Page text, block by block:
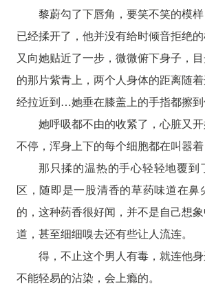
黎蔚勾了下唇角，要笑不笑的模
已经揉开了，他并没有给时倾音拒绝
又向她贴近了一步，微微俯下身子，
的那片紫青上，两个人身体的距离随
经拉近到…她垂在膝盖上的手指都擦到
她呼吸都不由的收紧了，心脏又
不停，浑身上下的每个细胞都在叫嚣
那只揉的温热的手心轻轻地覆到
区，随即是一股清香的草药味道在鼻
的，这种药香很好闻，并不是自己想
道，甚至细细嗅去还有些让人流连。
得，不止这个男人有毒，就连他
不能轻易的沾染，会上瘾的。